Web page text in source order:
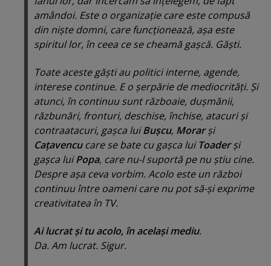
amândoi. Este o organizaţie care este compusă
din nişte domni, care funcţionează, aşa este
spiritul lor, în ceea ce se cheamă gaşcă. Găşti.
Toate aceste găşti au politici interne, agende,
interese continue. E o şerpărie de mediocrităţi. Şi
atunci, în continuu sunt războaie, duşmănii,
răzbunări, fronturi, deschise, închise, atacuri şi
contraatacuri, gaşca luiBuşcu, Morarşi
Caţavencucare se bate cu gaşca lui Toaderşi
gaşca luiPopa, care nu-l suportă pe nu ştiu cine.
Despre aşa ceva vorbim. Acolo este un război
continuu între oameni care nu pot să-şi exprime
creativitatea în TV.
Ai lucrat şi tu acolo, în acelaşi mediu.
Da. Am lucrat. Sigur.